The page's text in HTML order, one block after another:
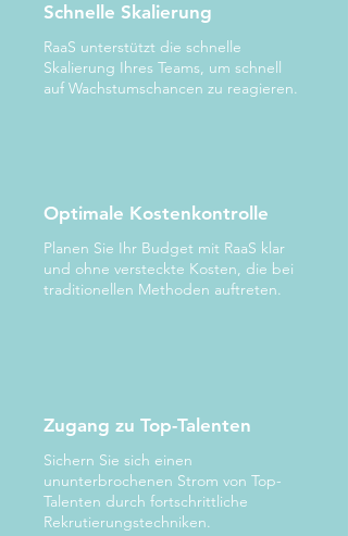
Schnelle Skalierung
RaaS unterstützt die schnelle
Skalierung Ihres Teams, um schnell
auf Wachstumschancen zu reagieren.
Optimale Kostenkontrolle
Planen Sie Ihr Budget mit RaaS klar
und ohne versteckte Kosten, die bei
traditionellen Methoden auftreten.
Zugang zu Top-Talenten
Sichern Sie sich einen
ununterbrochenen Strom von Top-
Talenten durch fortschrittliche
Rekrutierungstechniken.